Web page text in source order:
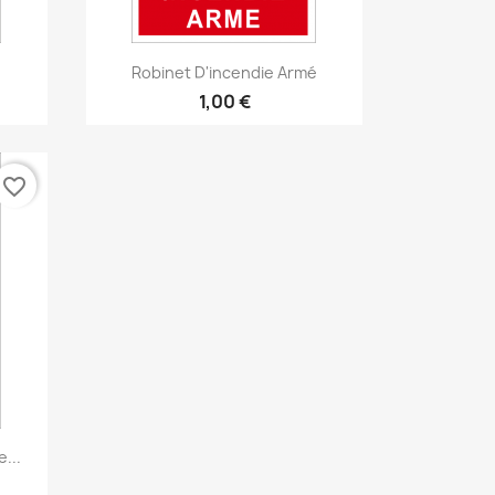
Aperçu rapide
Robinet D'incendie Armé
1,00 €
favorite_border